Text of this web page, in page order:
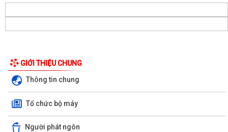
GIỚI THIỆU CHUNG
Thông tin chung
Tổ chức bộ máy
Người phát ngôn